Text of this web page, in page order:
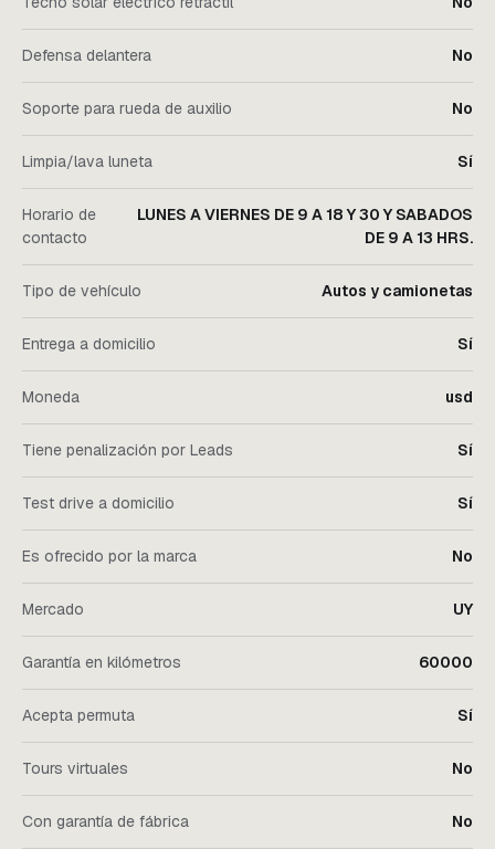
Defensa delantera No
Soporte para rueda de auxilio No
Limpia/lava luneta Sí
Horario de
contacto
LUNES A VIERNES DE 9 A 18 Y 30 Y SABADOS
DE 9 A 13 HRS.
Tipo de vehículo Autos y camionetas
Entrega a domicilio Sí
Moneda usd
Tiene penalización por Leads Sí
Test drive a domicilio Sí
Es ofrecido por la marca No
Mercado UY
Garantía en kilómetros 60000
Acepta permuta Sí
Tours virtuales No
Con garantía de fábrica No